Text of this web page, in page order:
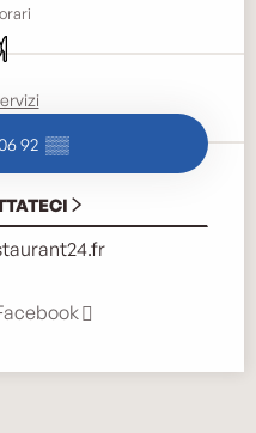
92 ▒▒